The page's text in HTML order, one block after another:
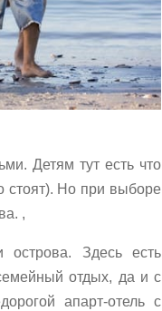
Детям тут есть что
стоят). Но при выборе
,
Здесь есть
отдых, да и с
апарт-отель с